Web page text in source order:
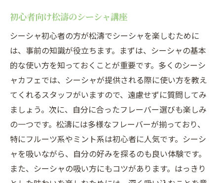
松濤のシーシャカフェで体験するフレーバ
フレーバー選びに迷わない松濤シーシャガ
イド
松濤で発見するシーシャの多様性
多彩なフレーバーを楽しむ松濤のシーシャ
松濤でのシーシャフレーバーの旅
渋谷区松濤でシーシャを楽しむ際の注意点
松濤でのシーシャ体験での基本ルール
シーシャ初心者が松濤で注意すべきこと
松濤シーシャスポットのマナーとエチケッ
初心者向け松濤のシーシャ講座
シーシャ初心者の方が松濤でシーシャを楽しむために
は、事前の知識が役立ちます。まずは、シーシャの基本
的な使い方を知っておくことが重要です。多くのシーシ
ャカフェでは、シーシャが提供される際に使い方を教え
てくれるスタッフがいますので、遠慮せずに質問してみ
ましょう。次に、自分に合ったフレーバー選びも楽しみ
の一つです。松濤には多様なフレーバーが揃っており、
特にフルーツ系やミント系は初心者に人気です。シーシ
ャを吸いながら、自分の好みを探るのも良い体験です。
また、シーシャの吸い方にもコツがあります。はっきり